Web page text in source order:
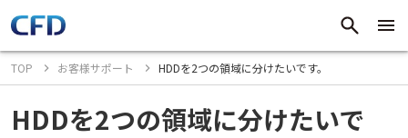
TOP お客様サポート HDDを2つの領域に分けたいです。
HDDを2つの領域に分けたいで